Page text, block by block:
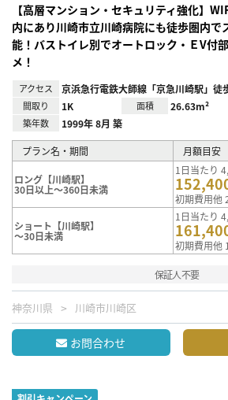
【高層マンション・セキュリティ強化】
内にあり川崎市立川崎病院にも徒歩圏内で
能！バストイレ別でオートロック・ＥV付
メ！
アクセス 京浜急行電鉄大師線「京急川崎駅」徒
間取り 1K 面積 26.63m²
築年数 1999年 8月 築
プラン名・期間 月額目安
ロング【川崎駅】
30日以上～360日未満
1日当たり
初期費用他
ショート【川崎駅】
～30日未満
1日当たり
初期費用他
保証人不要
神奈川県 川崎市川崎区
お問合わせ